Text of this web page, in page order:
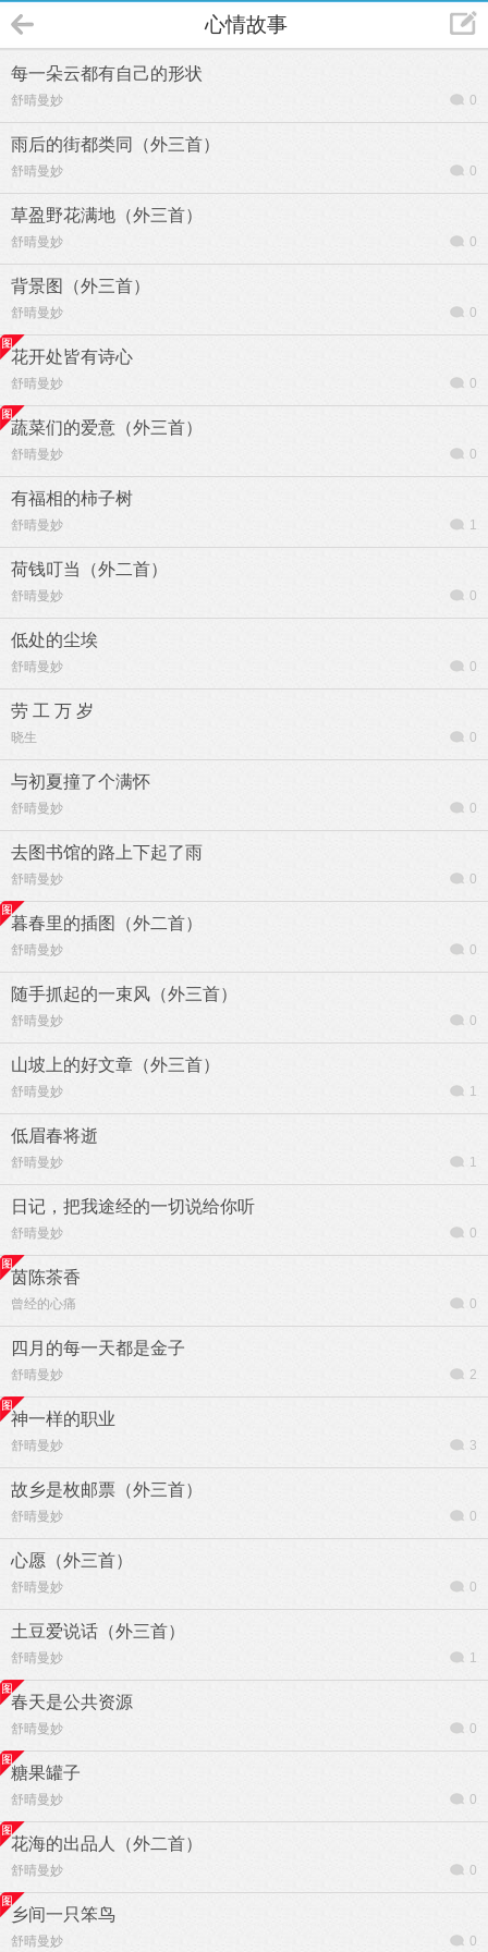
心情故事
每一朵云都有自己的形状
舒晴曼妙 0
雨后的街都类同（外三首）
舒晴曼妙 0
草盈野花满地（外三首）
舒晴曼妙 0
背景图（外三首）
舒晴曼妙 0
花开处皆有诗心
舒晴曼妙 0
蔬菜们的爱意（外三首）
舒晴曼妙 0
有福相的柿子树
舒晴曼妙 1
荷钱叮当（外二首）
舒晴曼妙 0
低处的尘埃
舒晴曼妙 0
劳 工 万 岁
晓生 0
与初夏撞了个满怀
舒晴曼妙 0
去图书馆的路上下起了雨
舒晴曼妙 0
暮春里的插图（外二首）
舒晴曼妙 0
随手抓起的一束风（外三首）
舒晴曼妙 0
山坡上的好文章（外三首）
舒晴曼妙 1
低眉春将逝
舒晴曼妙 1
日记，把我途经的一切说给你听
舒晴曼妙 0
茵陈茶香
曾经的心痛 0
四月的每一天都是金子
舒晴曼妙 2
神一样的职业
舒晴曼妙 3
故乡是枚邮票（外三首）
舒晴曼妙 0
心愿（外三首）
舒晴曼妙 0
土豆爱说话（外三首）
舒晴曼妙 1
春天是公共资源
舒晴曼妙 0
糖果罐子
舒晴曼妙 0
花海的出品人（外二首）
舒晴曼妙 0
乡间一只笨鸟
舒晴曼妙 0